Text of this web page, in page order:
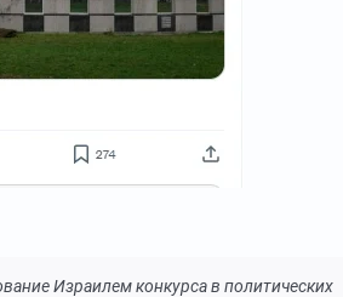
Израилем конкурса в политических